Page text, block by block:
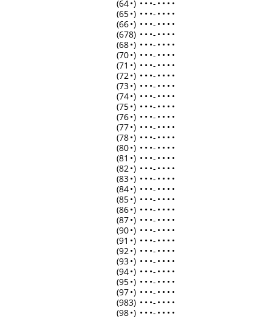
(64•) • • •- • • • •
(65•) • • •- • • • •
(66•) • • •- • • • •
(678) • • •- • • • •
(68•) • • •- • • • •
(70•) • • •- • • • •
(71 •) • • •- • • • •
(72•) • • •- • • • •
(73•) • • •- • • • •
(74•) • • •- • • • •
(75•) • • •- • • • •
(76•) • • •- • • • •
(77•) • • •- • • • •
(78•) • • •- • • • •
(80•) • • •- • • • •
(81 •) • • •- • • • •
(82•) • • •- • • • •
(83•) • • •- • • • •
(84•) • • •- • • • •
(85•) • • •- • • • •
(86•) • • •- • • • •
(87•) • • •- • • • •
(90•) • • •- • • • •
(91 •) • • •- • • • •
(92•) • • •- • • • •
(93•) • • •- • • • •
(94•) • • •- • • • •
(95•) • • •- • • • •
(97•) • • •- • • • •
(983) • • •- • • • •
(98•) • • •- • • • •